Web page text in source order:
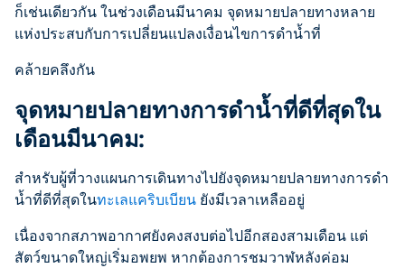
ก็เช่นเดียวกัน ในช่วงเดือนมีนาคม จุดหมายปลายทางหลาย
แห่งประสบกับการเปลี่ยนแปลงเงื่อนไขการดำน้ำที่
คล้ายคลึงกัน
จุดหมายปลายทางการดำน้ำที่ดีที่สุดใน
เดือนมีนาคม:
สำหรับผู้ที่วางแผนการเดินทางไปยังจุดหมายปลายทางการดำ
น้ำที่ดีที่สุดในทะเลแคริบเบียน ยังมีเวลาเหลืออยู่
เนื่องจากสภาพอากาศยังคงสงบต่อไปอีกสองสามเดือน แต่
สัตว์ขนาดใหญ่เริ่มอพยพ หากต้องการชมวาฬหลังค่อม